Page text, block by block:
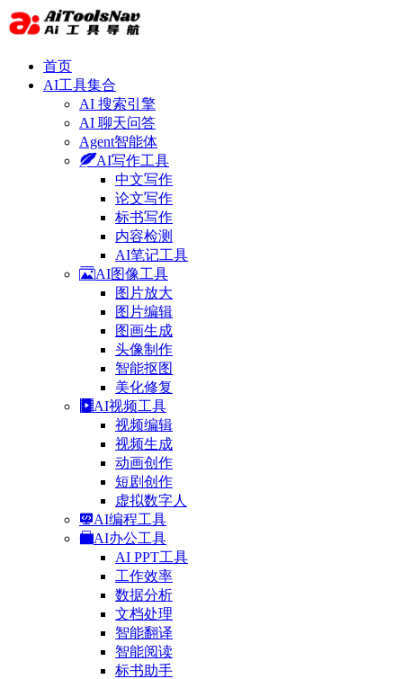
首页
AI工具集合
AI 搜索引擎
AI 聊天问答
Agent智能体
AI写作工具
中文写作
论文写作
标书写作
内容检测
AI笔记工具
AI图像工具
图片放大
图片编辑
图画生成
头像制作
智能抠图
美化修复
AI视频工具
视频编辑
视频生成
动画创作
短剧创作
虚拟数字人
AI编程工具
AI办公工具
AI PPT工具
工作效率
数据分析
文档处理
智能翻译
智能阅读
标书助手